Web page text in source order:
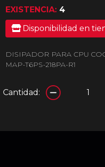
EXISTENCIA: 4
Disponibilidad en
DISIPADOR PARA CPU
MAP-T6PS-218PA-R1
Cantidad: